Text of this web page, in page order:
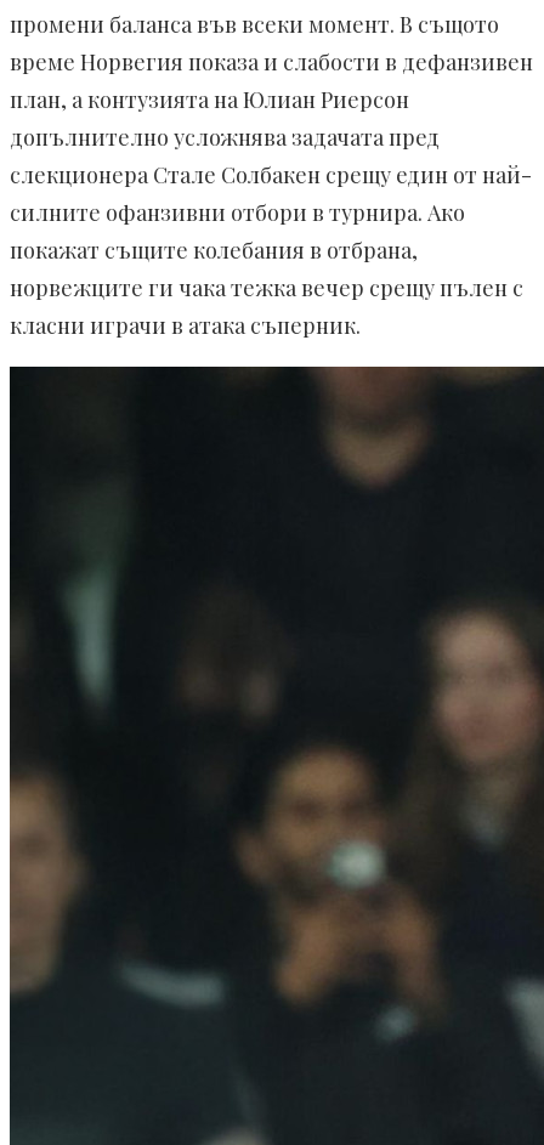
промени баланса във всеки момент. В същото
време Норвегия показа и слабости в дефанзивен
план, а контузията на Юлиан Риерсон
допълнително усложнява задачата пред
слекционера Стале Солбакен срещу един от най-
силните офанзивни отбори в турнира. Ако
покажат същите колебания в отбрана,
норвежците ги чака тежка вечер срещу пълен с
класни играчи в атака съперник.